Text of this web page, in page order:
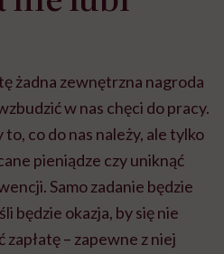
żadna zewnętrzna nagroda
w nas chęci do pracy.
co do nas należy, ale tylko
pieniądze czy uniknąć
Samo zadanie będzie
będzie okazja, by się nie
zapłatę – zapewne z niej